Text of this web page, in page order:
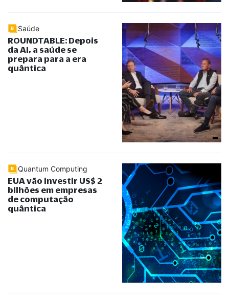
Saúde
ROUNDTABLE: Depois
da AI, a saúde se
prepara para a era
quântica
Quantum Computing
EUA vão investir US$ 2
bilhões em empresas
de computação
quântica